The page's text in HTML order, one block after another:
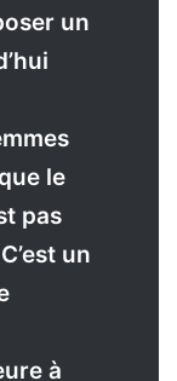
un
le
pas
un
à